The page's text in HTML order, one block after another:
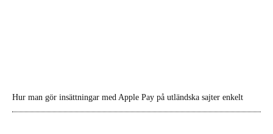
Hur man gör insättningar med Apple Pay på utländska sajter enkelt